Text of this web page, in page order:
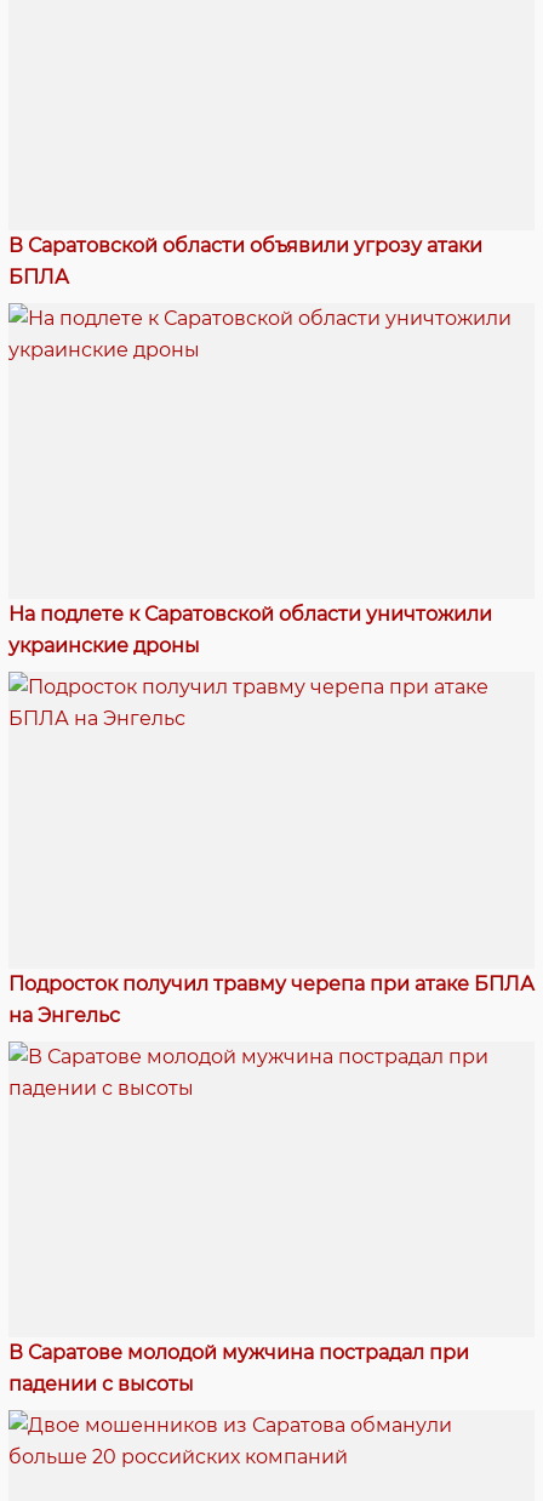
В Саратовской области объявили угрозу атаки
БПЛА
На подлете к Саратовской области уничтожили
украинские дроны
Подросток получил травму черепа при атаке БПЛА
на Энгельс
В Саратове молодой мужчина пострадал при
падении с высоты